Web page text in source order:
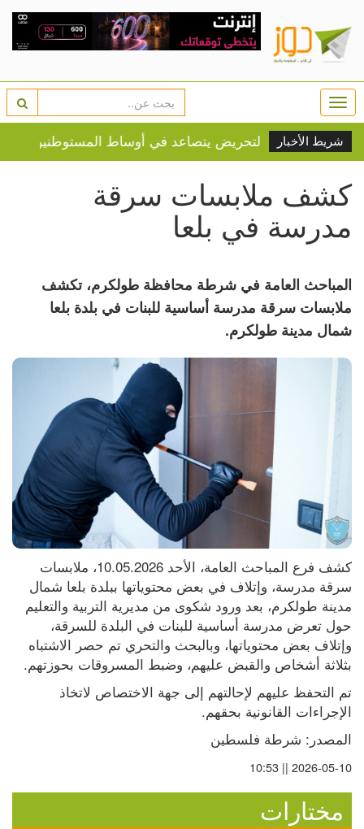
شريط الأخبار
الكراهية والتحريض يتصاعد في أوساط المستوطنين
كشف ملابسات سرقة
مدرسة في بلعا
المباحث العامة في شرطة محافظة طولكرم، تكشف
ملابسات سرقة مدرسة أساسية للبنات في بلدة بلعا
شمال مدينة طولكرم.
بثلاثة أشخاص والقبض عليهم، وضبط المسروقات بحوزتهم.
الإجراءات القانونية بحقهم.
المصدر: شرطة فلسطين
2026-05-10 || 10:53
مختارات